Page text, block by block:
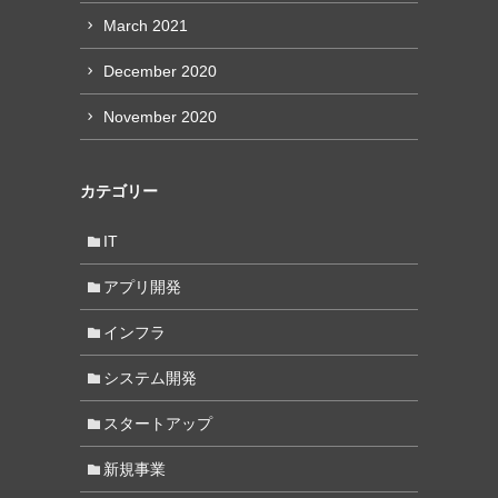
March 2021
December 2020
November 2020
カテゴリー
IT
アプリ開発
インフラ
システム開発
スタートアップ
新規事業